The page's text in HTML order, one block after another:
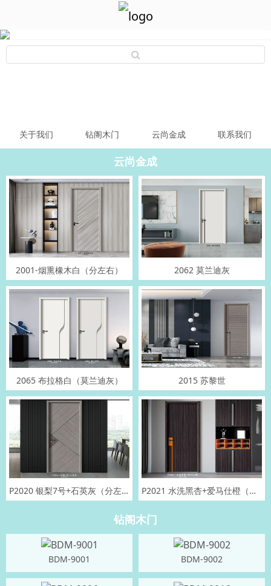
关于我们 钻阁木门 云尚金成 联系我们
云尚金成
2001-烟熏橡木白（分左右） 2062 莫兰迪灰
2065 布拉格白（莫兰迪灰） 2015 苏黎世
P2020 银梨7号+石英灰（分左右） P2021 水洗黑杏+爱马仕橙（分左右）
钻阁木门
BDM-9001 BDM-9002